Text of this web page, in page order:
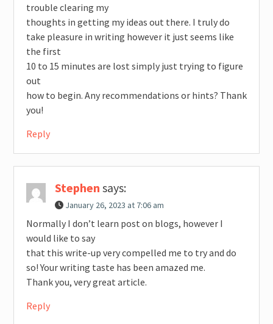
trouble clearing my
thoughts in getting my ideas out there. I truly do
take pleasure in writing however it just seems like
the first
10 to 15 minutes are lost simply just trying to figure
out
how to begin. Any recommendations or hints? Thank
you!
Reply
Stephen says:
January 26, 2023 at 7:06 am
Normally I don’t learn post on blogs, however I
would like to say
that this write-up very compelled me to try and do
so! Your writing taste has been amazed me.
Thank you, very great article.
Reply